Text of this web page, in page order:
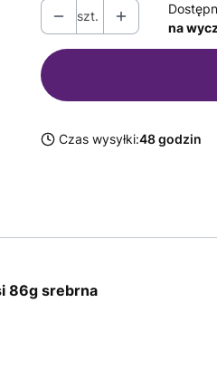
szt.
na
Czas wysyłki:48 godzin
86g srebrna